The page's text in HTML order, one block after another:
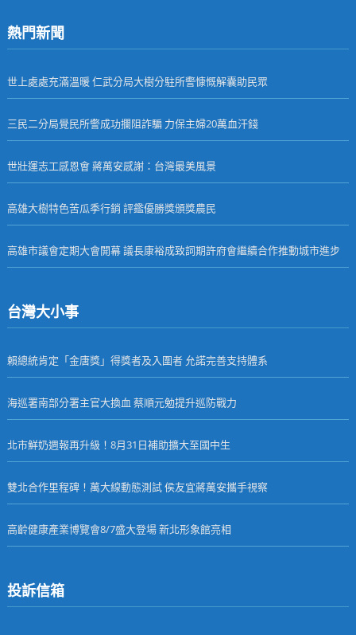
熱門新聞
世上處處充滿溫暖 仁武分局大樹分駐所警慷慨解囊助民眾
三民二分局覺民所警成功攔阻詐騙 力保主婦20萬血汗錢
世壯運志工感恩會 蔣萬安感謝：台灣最美風景
高雄大樹特色苦瓜季行銷 評鑑優勝獎頒獎農民
高雄市議會定期大會開幕 議長康裕成致詞期許府會繼續合作推動城市進步
台灣大小事
賴總統肯定「金唐獎」得獎者及入圍者 允諾完善支持體系
海巡署南部分署主官大換血 蔡順元勉提升巡防戰力
北市鮮奶週報再升級！8月31日補助擴大至國中生
雙北合作里程碑！萬大線動態測試 侯友宜蔣萬安攜手視察
高齡健康產業博覽會8/7盛大登場 新北形象館亮相
投訴信箱